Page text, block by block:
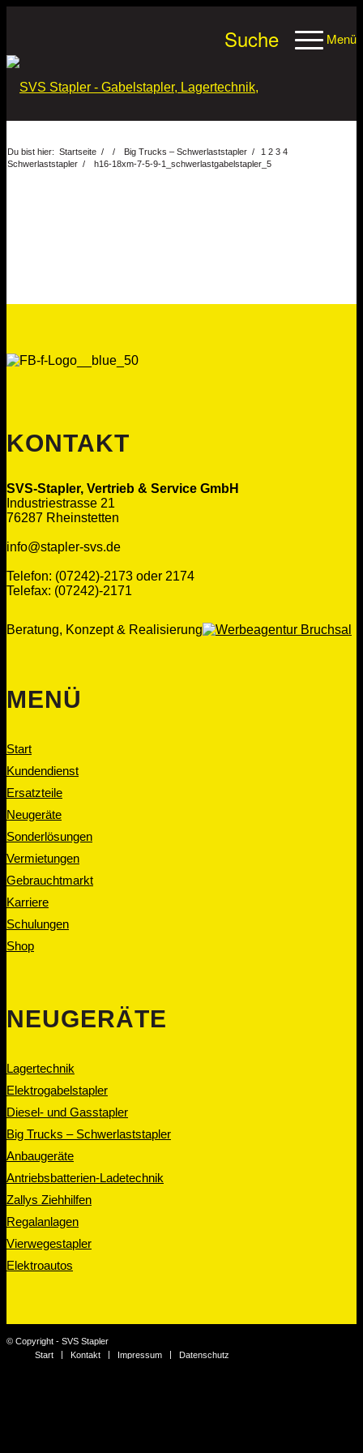
Suche Menü
Du bist hier: Startseite 1
/ 2
/ Big Trucks – Schwerlaststapler 3
/
Schwerlaststapler
4
/
h16-18xm-7-5-9-1_schwerlastgabelstapler_5
KONTAKT
SVS-Stapler, Vertrieb & Service GmbH
Industriestrasse 21
76287 Rheinstetten
info@stapler-svs.de
Telefon: (07242)-2173 oder 2174
Telefax: (07242)-2171
Beratung, Konzept & Realisierung
MENÜ
Start
Kundendienst
Ersatzteile
Neugeräte
Sonderlösungen
Vermietungen
Gebrauchtmarkt
Karriere
Schulungen
Shop
NEUGERÄTE
Lagertechnik
Elektrogabelstapler
Diesel- und Gasstapler
Big Trucks – Schwerlaststapler
Anbaugeräte
Antriebsbatterien-Ladetechnik
Zallys Ziehhilfen
Regalanlagen
Vierwegestapler
Elektroautos
© Copyright - SVS Stapler
Start
Kontakt Impressum Datenschutz